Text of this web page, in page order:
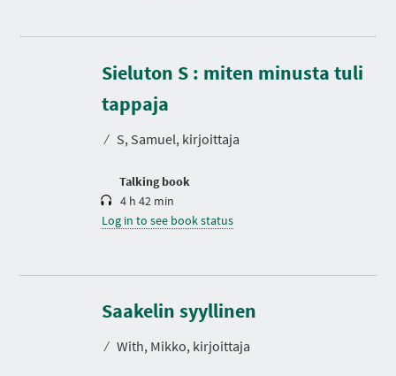
Sieluton S : miten minusta tuli
tappaja
⁄ S, Samuel, kirjoittaja
Talking book
D
u
r
a
i
4 h 42 min
Log in to see book status
Saakelin syyllinen
⁄ With, Mikko, kirjoittaja
D
r
a
i